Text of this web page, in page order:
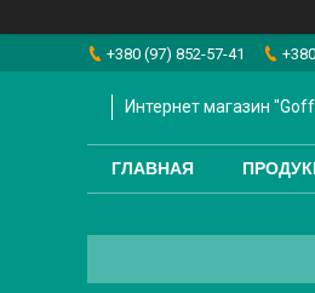
+380 (97) 852-57-41
Интернет магазин
ГЛАВНАЯ